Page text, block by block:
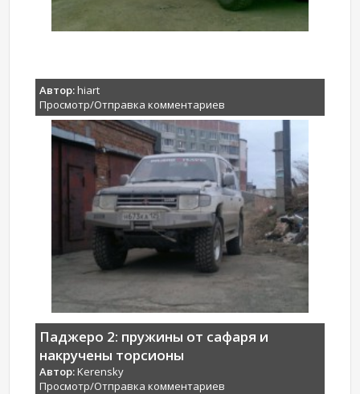
Автор:hiart
Просмотр/Отправка комментариев
Паджеро 2: пружины от сафаря и
накручены торсионы
Автор:Kerensky
Просмотр/Отправка комментариев